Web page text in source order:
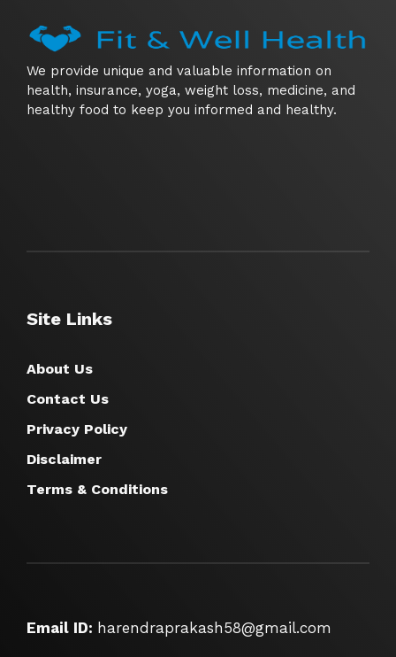
We provide unique and valuable information on
health, insurance, yoga, weight loss, medicine, and
healthy food to keep you informed and healthy.
Site Links
About Us
Contact Us
Privacy Policy
Disclaimer
Terms & Conditions
Email ID: harendraprakash58@gmail.com